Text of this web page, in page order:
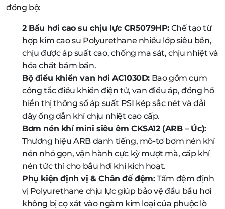
đồng bộ:
2 Bầu hơi cao su chịu lực CR5079HP: Chế tạo từ
hợp kim cao su Polyurethane nhiều lớp siêu bền,
chịu được áp suất cao, chống ma sát, chịu nhiệt và
hóa chất bám bẩn.
Bộ điều khiển van hơi AC1030D: Bao gồm cụm
công tắc điều khiển điện tử, van điều áp, đồng hồ
hiển thị thông số áp suất PSI kép sắc nét và dải
dây ống dẫn khí chịu nhiệt cao cấp.
Bơm nén khí mini siêu êm CKSA12 (ARB – Úc):
Thương hiệu ARB danh tiếng, mô-tơ bơm nén khí
nén nhỏ gọn, vận hành cực kỳ mượt mà, cấp khí
nén tức thì cho bầu hơi khi kích hoạt.
Phụ kiện định vị & Chân đế đệm:Tấm đệm định
vị Polyurethane chịu lực giúp bảo vệ đầu bầu hơi
không bị cọ xát vào ngàm kim loại của phuộc lò